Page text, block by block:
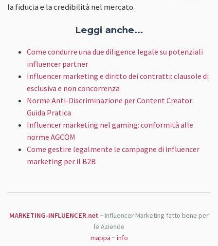
la fiducia e la credibilità nel mercato.
Leggi anche...
Come condurre una due diligence legale su potenziali
influencer partner
Influencer marketing e diritto dei contratti: clausole di
esclusiva e non concorrenza
Norme Anti-Discriminazione per Content Creator:
Guida Pratica
Influencer marketing nel gaming: conformità alle
norme AGCOM
Come gestire legalmente le campagne di influencer
marketing per il B2B
MARKETING-INFLUENCER.net ~ Influencer Marketing fatto bene per
le Aziende
mappa ~info